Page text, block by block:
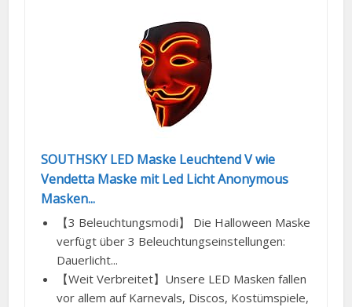
SOUTHSKY LED Maske Leuchtend V wie
Vendetta Maske mit Led Licht Anonymous
Masken...
【3 Beleuchtungsmodi】 Die Halloween Maske
verfügt über 3 Beleuchtungseinstellungen:
Dauerlicht...
【Weit Verbreitet】Unsere LED Masken fallen
vor allem auf Karnevals, Discos, Kostümspiele,